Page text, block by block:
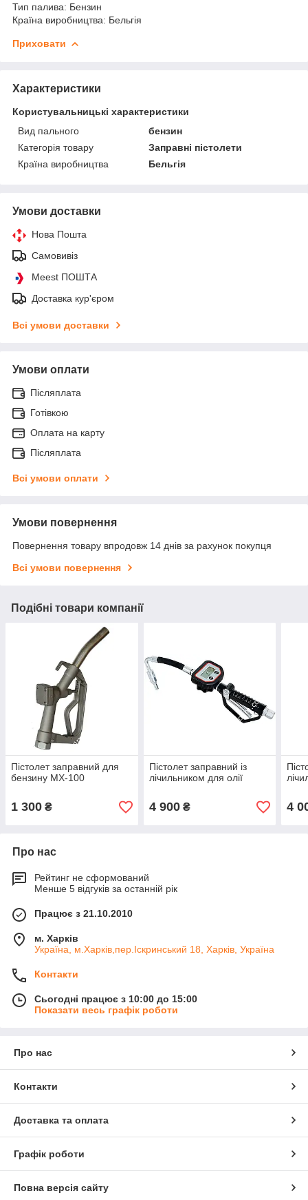
Тип палива: Бензин
Країна виробництва: Бельгія
Приховати
Характеристики
Користувальницькі характеристики
Вид пального
бензин
Категорія товару
Заправні пістолети
Країна виробництва
Бельгія
Умови доставки
Нова Пошта
Самовивіз
Meest ПОШТА
Доставка кур'єром
Всі умови доставки
Умови оплати
Післяплата
Готівкою
Оплата на карту
Післяплата
Всі умови оплати
Умови повернення
Повернення товару впродовж 14 днів за рахунок покупця
Всі умови повернення
Подібні товари компанії
Пістолет заправний для
бензину МХ-100
1 300 ₴
Пістолет заправний із
лічильником для олії
4 900₴ 4
Про нас
Рейтинг не сформований
Менше 5 відгуків за останній рік
Працює з 21.10.2010
м. Харків
Україна, м.Харків,пер.Іскринський 18, Харків, Україна
Контакти
Сьогодні працює з 10:00 до 15:00
Показати весь графік роботи
Про нас
Контакти
Доставка та оплата
Графік роботи
Повна версія сайту